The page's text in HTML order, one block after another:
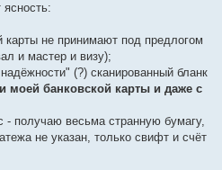
карты не принимают под предлогом
и мастер и визу);
(?) сканированный бланк
моей банковской карты и даже с
- получаю весьма странную бумагу,
не указан, только свифт и счёт